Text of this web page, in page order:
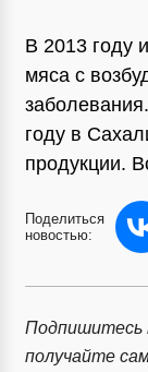
В 2013 году
мяса с
году в
продукции.
Поделиться
новостью:
Подпишитесь
получайте